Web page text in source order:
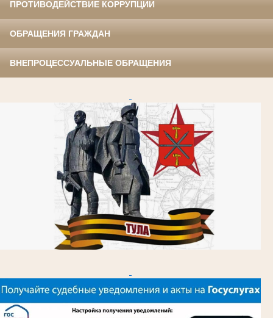
ПРОТИВОДЕЙСТВИЕ КОРРУПЦИИ
ОБРАЩЕНИЯ ГРАЖДАН
ВНЕПРОЦЕССУАЛЬНЫЕ ОБРАЩЕНИЯ